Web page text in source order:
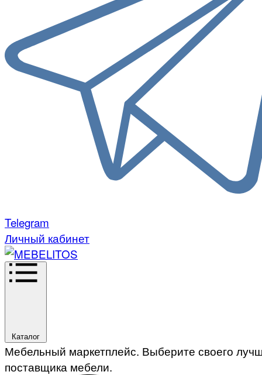
Telegram
Личный кабинет
Каталог
Мебельный маркетплейс. Выберите своего
поставщика мебели.